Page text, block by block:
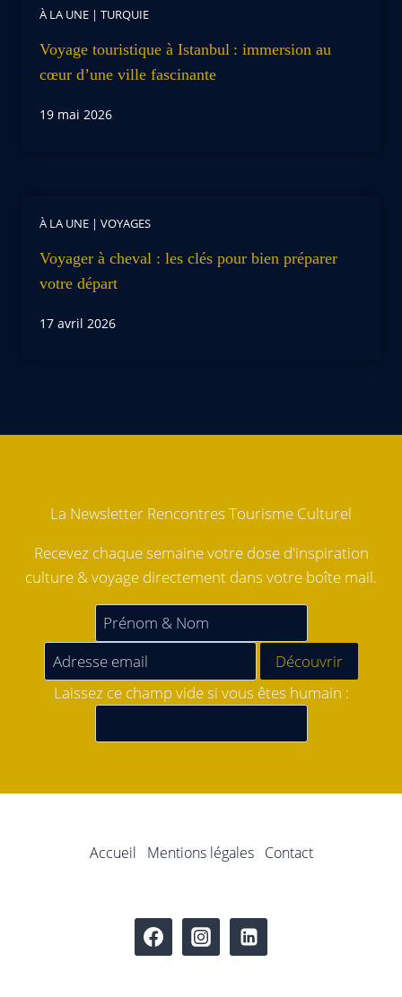
À LA UNE | TURQUIE
Voyage touristique à Istanbul : immersion au
cœur d’une ville fascinante
19 mai 2026
À LA UNE | VOYAGES
Voyager à cheval : les clés pour bien préparer
votre départ
17 avril 2026
La Newsletter Rencontres Tourisme Culturel
Recevez chaque semaine votre dose d'inspiration
culture & voyage directement dans votre boîte mail.
Laissez ce champ vide si vous êtes humain :
Accueil Mentions légales Contact